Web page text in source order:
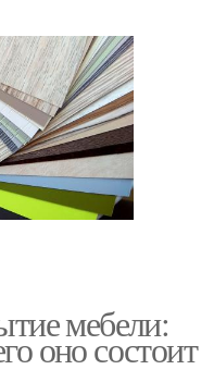
мебели:
оно состоит